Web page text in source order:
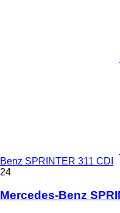
Benz SPRINTER 311 CDI
24
Mercedes-Benz